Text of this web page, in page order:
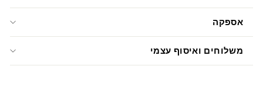
אספקה
משלוחים ואיסוף עצמי